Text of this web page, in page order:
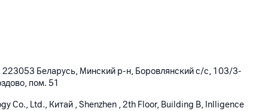
Беларусь, Минский р-н, Боровлянский с/с, 103/3-
пом. 51
Co., Ltd., Китай , Shenzhen , 2th Floor, Building B, Inlligence